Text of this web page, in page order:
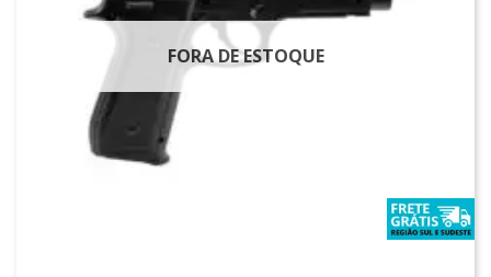
FORA DE ESTOQUE